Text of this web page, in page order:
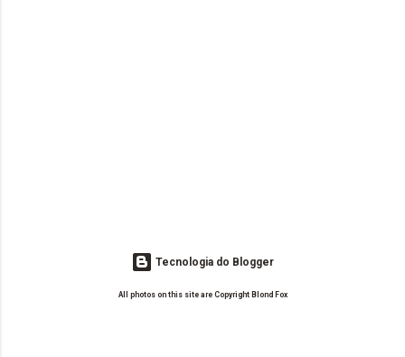
Tecnologia do Blogger
All photos on this site are Copyright Blond Fox